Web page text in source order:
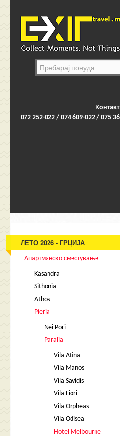
Контакт:
072 252-022 / 074 609-022 / 075
ЛЕТО 2026 - ГРЦИЈА
Апартманско сместување
Kasandra
Sithonia
Athos
Pieria
Nei Pori
Paralia
Vila Atina
Vila Manos
Vila Savidis
Vila Fiori
Vila Orpheas
Vila Odisea
Hotel Melbourne